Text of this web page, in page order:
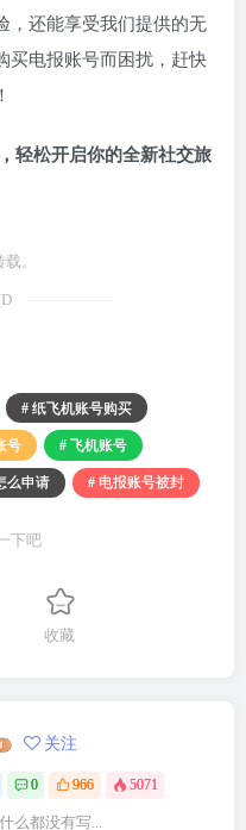
，还能享受我们提供的无
买电报账号而困扰，赶快
轻松开启你的全新社交旅
。
# 纸飞机账号购买
号 # 飞机账号
么申请 # 电报账号被封
下吧
收藏
关注
0 966 5071
么都没有写...